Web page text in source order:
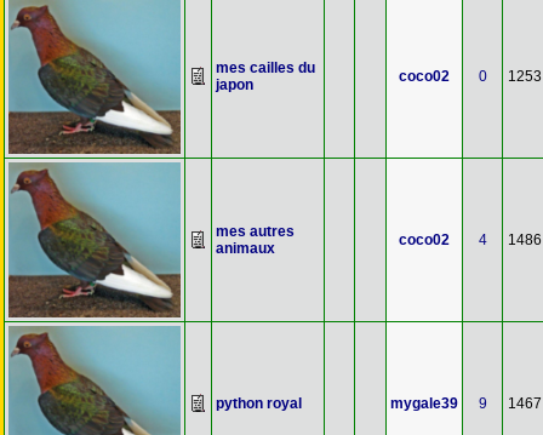
mes cailles du
japon
coco02 0 1253
mes autres
animaux
coco02 4 1486
python royal mygale39 9 1467